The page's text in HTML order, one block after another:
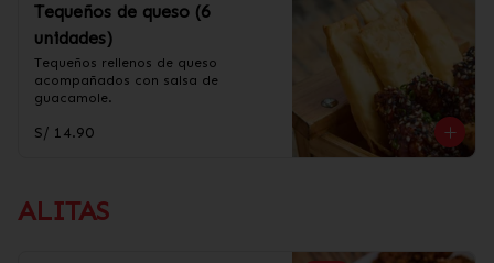
Tequeños de queso (6
unidades)
Tequeños rellenos de queso
acompañados con salsa de
guacamole.
S/ 14.90
ALITAS